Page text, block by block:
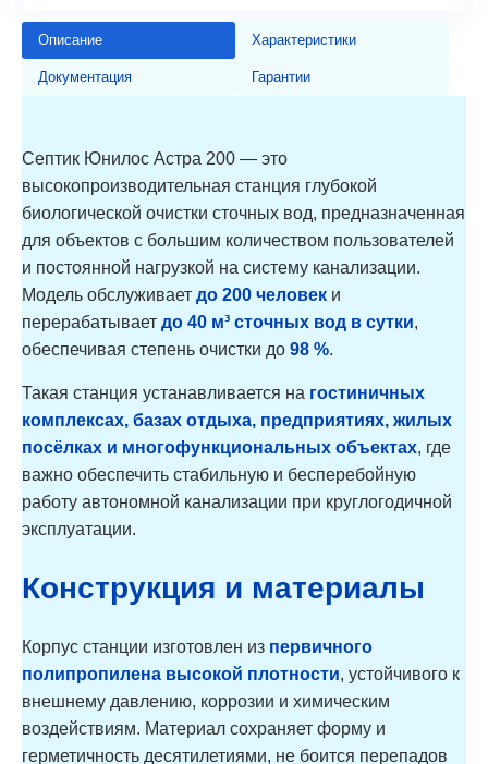
Описание Характеристики
Документация Гарантии
Септик Юнилос Астра 200 — это
высокопроизводительная станция глубокой
биологической очистки сточных вод, предназначенная
для объектов с большим количеством пользователей
и постоянной нагрузкой на систему канализации.
Модель обслуживает до 200 человек и
перерабатывает до 40 м³ сточных вод в сутки,
обеспечивая степень очистки до 98 %.
Такая станция устанавливается на гостиничных
комплексах, базах отдыха, предприятиях, жилых
посёлках и многофункциональных объектах, где
важно обеспечить стабильную и бесперебойную
работу автономной канализации при круглогодичной
эксплуатации.
Конструкция и материалы
Корпус станции изготовлен из первичного
полипропилена высокой плотности, устойчивого к
внешнему давлению, коррозии и химическим
воздействиям. Материал сохраняет форму и
герметичность десятилетиями, не боится перепадов